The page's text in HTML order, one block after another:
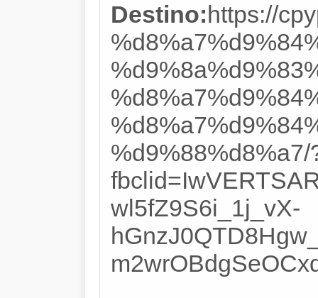
Destino:https://
%d9%88%d8%a7/
wl5fZ9S6i_1j_vX-